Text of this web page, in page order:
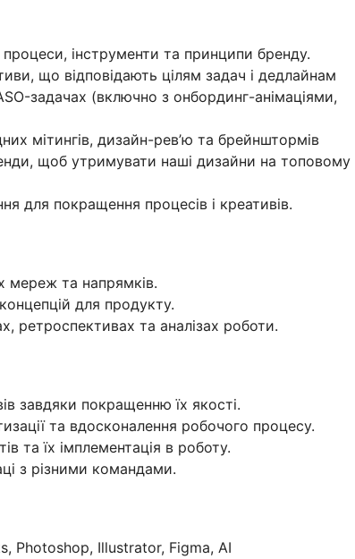
інструменти та принципи бренду.
що відповідають цілям задач і дедлайнам
задачах (включно з онбординг-анімаціями,
мітингів, дизайн-рев’ю та брейнштормів
щоб утримувати наші дизайни на топовому
для покращення процесів і креативів.
мереж та напрямків.
для продукту.
ретроспективах та аналізах роботи.
завдяки покращенню їх якості.
та вдосконалення робочого процесу.
та їх імплементація в роботу.
з різними командами.
Photoshop, Illustrator, Figma, AI